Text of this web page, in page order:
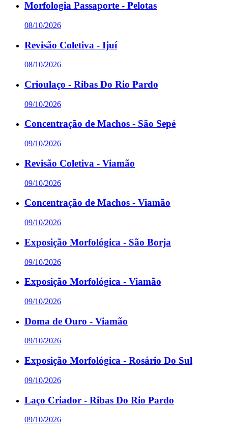
Morfologia Passaporte - Pelotas
08/10/2026
Revisão Coletiva - Ijuí
08/10/2026
Crioulaço - Ribas Do Rio Pardo
09/10/2026
Concentração de Machos - São Sepé
09/10/2026
Revisão Coletiva - Viamão
09/10/2026
Concentração de Machos - Viamão
09/10/2026
Exposição Morfológica - São Borja
09/10/2026
Exposição Morfológica - Viamão
09/10/2026
Doma de Ouro - Viamão
09/10/2026
Exposição Morfológica - Rosário Do Sul
09/10/2026
Laço Criador - Ribas Do Rio Pardo
09/10/2026